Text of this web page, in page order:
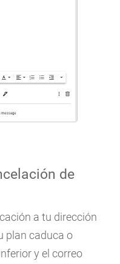
de
a tu dirección
plan caduca o
y el correo